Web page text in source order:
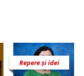
Repere și idei